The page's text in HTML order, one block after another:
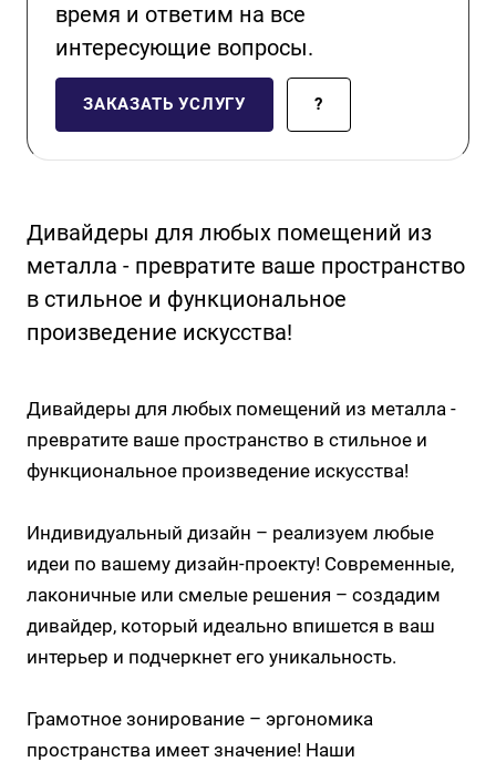
время и ответим на все
интересующие вопросы.
ЗАКАЗАТЬ УСЛУГУ ?
Дивайдеры для любых помещений из
металла - превратите ваше пространство
в стильное и функциональное
произведение искусства!
Дивайдеры для любых помещений из металла -
превратите ваше пространство в стильное и
функциональное произведение искусства!
Индивидуальный дизайн – реализуем любые
идеи по вашему дизайн-проекту! Современные,
лаконичные или смелые решения – создадим
дивайдер, который идеально впишется в ваш
интерьер и подчеркнет его уникальность.
Грамотное зонирование – эргономика
пространства имеет значение! Наши